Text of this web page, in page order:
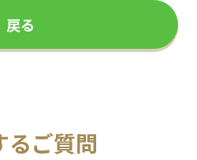
戻る
るご質問